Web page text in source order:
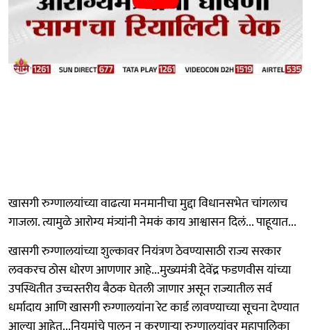
खासगी रुग्णालयांच्या वाढत्या मनमानीचा मुद्दा विधानसभेत चांगलाच
गाजला. त्यामुळे आरोग्य मंत्र्यांनी नेमकं काय आश्वासन दिलं... पाहूयात...
खासगी रुग्णालयांच्या शुल्कावर नियंत्रण ठेवण्यासाठी राज्य सरकार
लवकरच ठोस धोरण आणणार आहे...मुख्यमंत्री देवेंद्र फडणवीस यांच्या
उपस्थितीत उच्चस्तरीय बैठक घेतली जाणार असून राज्यातील सर्व
धर्मादाय आणि खासगी रुग्णालयांना रेट कार्ड लावण्याच्या सूचना देण्यात